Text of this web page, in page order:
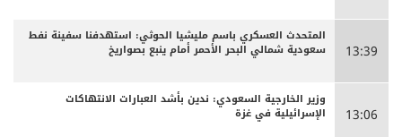
13:39
المتحدث العسكري باسم مليشيا الحوثي: استهدفنا سفينة نفط
سعودية شمالي البحر الأحمر أمام ينبع بصواريخ
13:06
وزير الخارجية السعودي: ندين بأشد العبارات الانتهاكات
الإسرائيلية في غزة